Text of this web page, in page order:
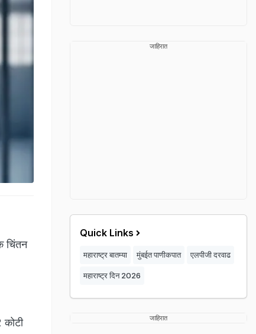
चिंतन
कोटी
जाहिरात
Quick Links
महाराष्ट्र बातम्या मुंबईत पाणीकपात एलपीजी दरवाढ
महाराष्ट्र दिन 2026
जाहिरात